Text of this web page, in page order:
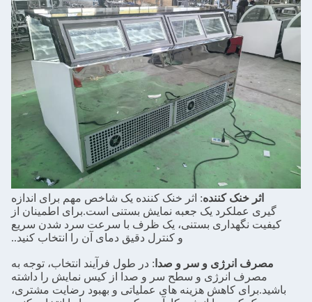
اثر خنک کننده: اثر خنک کننده یک شاخص مهم برای اندازه
گیری عملکرد یک جعبه نمایش بستنی است.برای اطمینان از
کیفیت نگهداری بستنی، یک ظرف با سرعت سرد شدن سریع
و کنترل دقیق دمای آن را انتخاب کنید..
مصرف انرژی و سر و صدا : در طول فرآیند انتخاب، توجه به
مصرف انرژی و سطح سر و صدا از کیس نمایش را داشته
باشید.برای کاهش هزینه های عملیاتی و بهبود رضایت مشتری،